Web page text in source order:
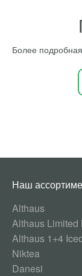
Более
Наш
Althaus
Althaus Limited
Althaus 1+4
Niktea
Danesi